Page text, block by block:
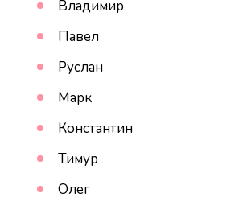
Владимир
Павел
Руслан
Марк
Константин
Тимур
Олег